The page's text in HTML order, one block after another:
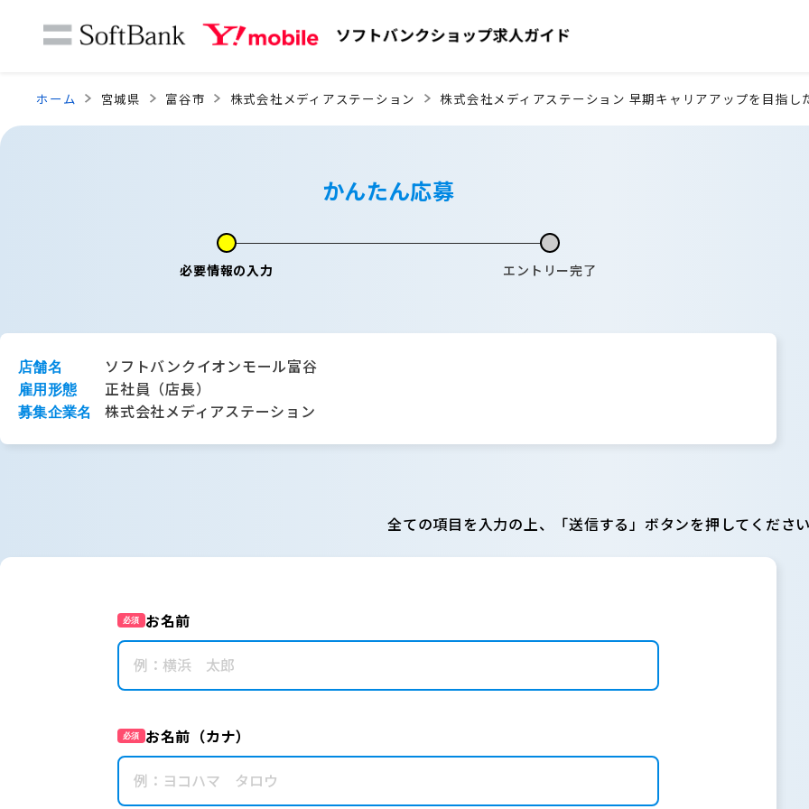
ホーム 宮城県 富谷市 株式会社メディアステーション 株式会社メディアステーション 早期キャリアアップを目指し
かんたん応募
必要情報の入力 エントリー完了
店舗名 ソフトバンクイオンモール富谷
雇用形態 正社員（店長）
募集企業名 株式会社メディアステーション
全ての項目を入力の上、「送信する」ボタンを押してくださ
必須 お名前
必須 お名前（カナ）